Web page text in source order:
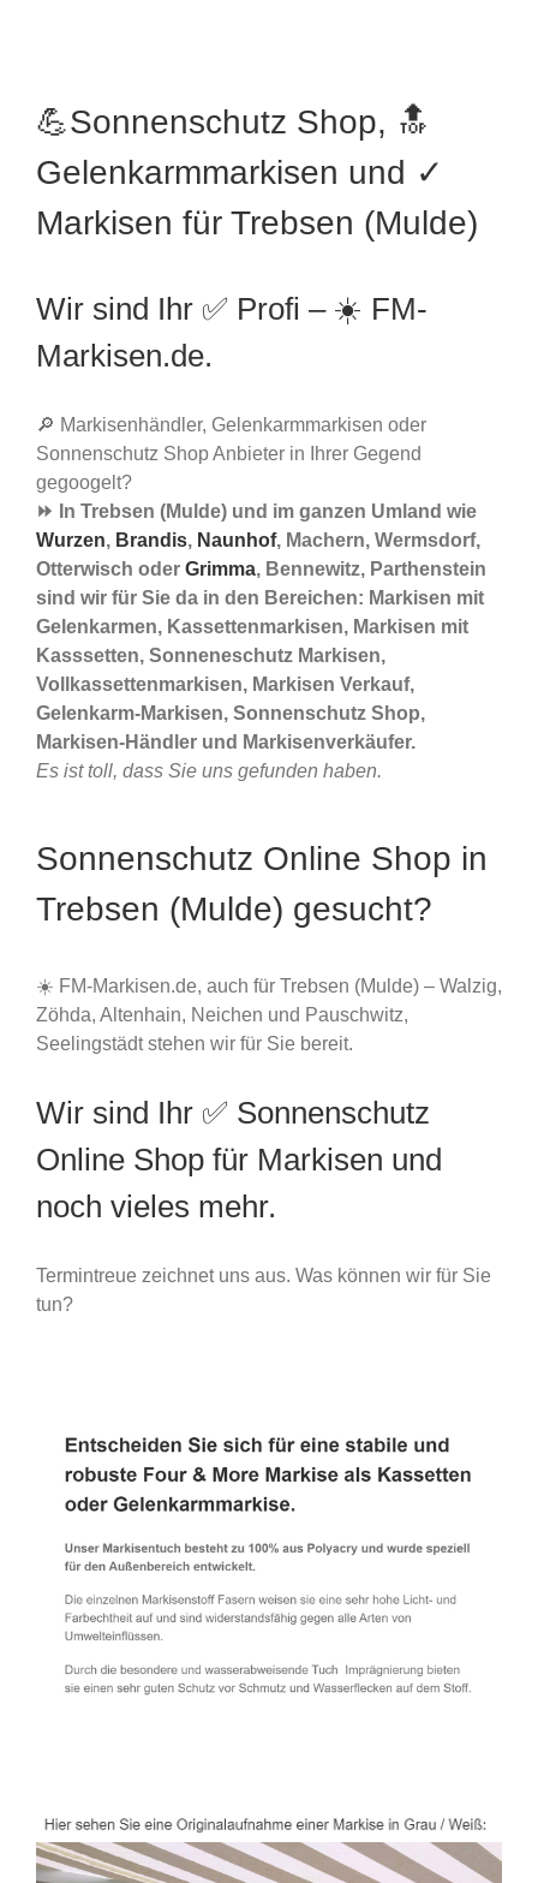
💪Sonnenschutz Shop, 🔝
Gelenkarmmarkisen und ✓
Markisen für Trebsen (Mulde)
Wir sind Ihr ✅ Profi – ☀️ FM-
Markisen.de.
🔎 Markisenhändler, Gelenkarmmarkisen oder
Sonnenschutz Shop Anbieter in Ihrer Gegend
gegoogelt?
⏩ In Trebsen (Mulde) und im ganzen Umland wie
Wurzen, Brandis, Naunhof, Machern, Wermsdorf,
Otterwisch oder Grimma, Bennewitz, Parthenstein
sind wir für Sie da in den Bereichen: Markisen mit
Gelenkarmen, Kassettenmarkisen, Markisen mit
Kasssetten, Sonneneschutz Markisen,
Vollkassettenmarkisen, Markisen Verkauf,
Gelenkarm-Markisen, Sonnenschutz Shop,
Markisen-Händler und Markisenverkäufer.
Es ist toll, dass Sie uns gefunden haben.
Sonnenschutz Online Shop in
Trebsen (Mulde) gesucht?
☀️ FM-Markisen.de, auch für Trebsen (Mulde) – Walzig,
Zöhda, Altenhain, Neichen und Pauschwitz,
Seelingstädt stehen wir für Sie bereit.
Wir sind Ihr ✅ Sonnenschutz
Online Shop für Markisen und
noch vieles mehr.
Termintreue zeichnet uns aus. Was können wir für Sie
tun?